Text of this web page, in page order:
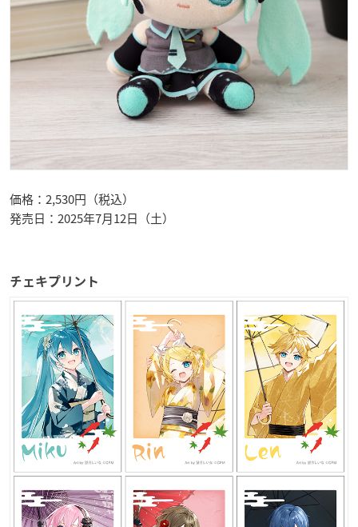
価格：2,530円（税込）
発売日：2025年7月12日（土）
チェキプリント